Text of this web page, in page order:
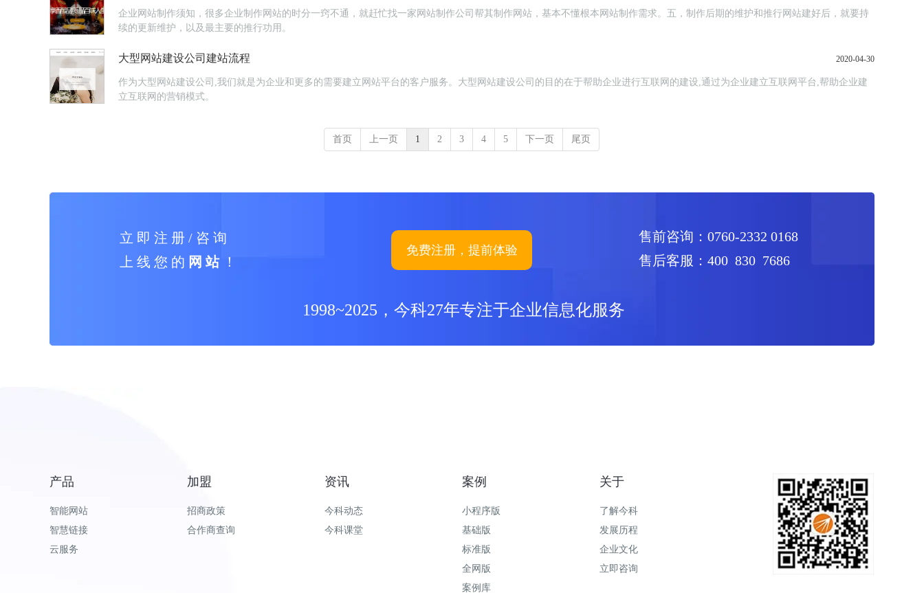
企业网站制作须知，很多企业制作网站的时分一窍不通，就赶忙找一家网站制作公司帮其制作网站，基本不懂根本网站制作需求。五，制作后期的维护和推行网站建好后，就要持
续的更新维护，以及最主要的推行功用。
大型网站建设公司建站流程 2020-04-30
作为大型网站建设公司,我们就是为企业和更多的需要建立网站平台的客户服务。大型网站建设公司的目的在于帮助企业进行互联网的建设,通过为企业建立互联网平台,帮助企业建
立互联网的营销模式。
首页 上一页 1 2 3 4 5 下一页 尾页
售前咨询：0760-2332 0168
售后客服：400 830 7686
1998~2025，今科27年专注于企业信息化服务
立 即 注 册 / 咨 询
上 线 您 的 网 站！
免费注册，提前体验
产品
智能网站
智慧链接
云服务
加盟
招商政策
合作商查询
资讯
今科动态
今科课堂
案例
小程序版
基础版
标准版
全网版
案例库
关于
了解今科
发展历程
企业文化
立即咨询